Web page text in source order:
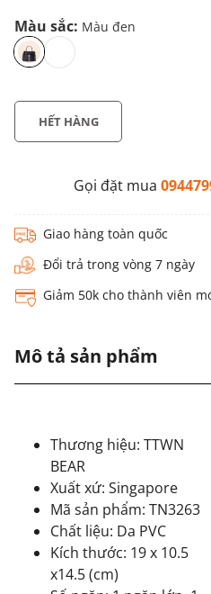
Màu sắc: Màu đen
HẾT HÀNG
Gọi đặt mua
Giao hàng toàn quốc
Đổi trả trong vòng 7 ngày
Giảm 50k cho thành viên
Mô tả sản phẩm
Thương hiệu: TTWN
BEAR
Xuất xứ: Singapore
Mã sản phẩm: TN3263
Chất liệu: Da PVC
Kích thước: 19 x 10.5
x14.5 (cm)